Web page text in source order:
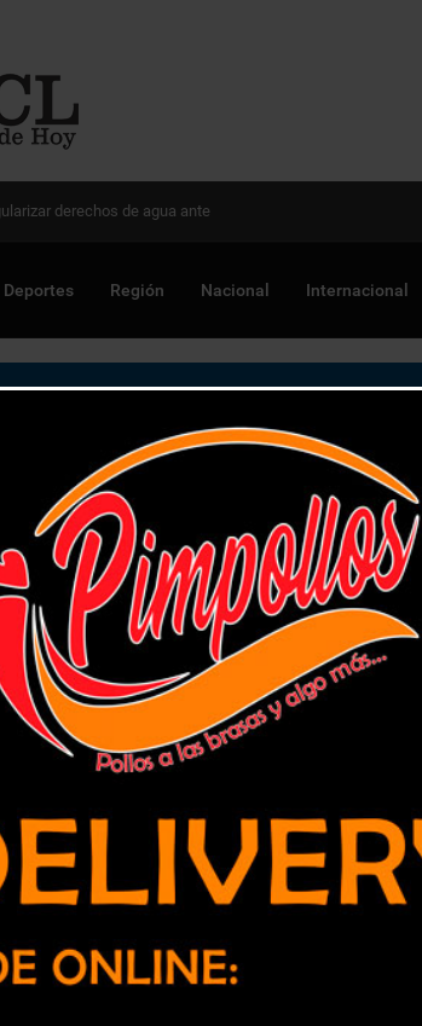
optimizar proyectos
Deportes Región Nacional Internacional
el primer sencillo luego de ganar “El Gran Rojo”
sencillo luego de ganar “El